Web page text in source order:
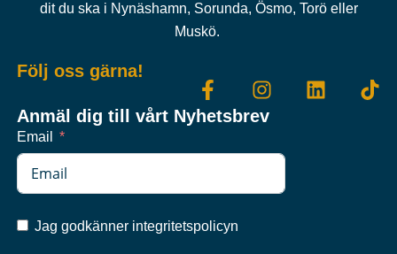
dit du ska i Nynäshamn, Sorunda, Ösmo, Torö eller
Muskö.
Följ oss gärna!
Anmäl dig till vårt Nyhetsbrev
Email
Jag godkänner integritetspolicyn